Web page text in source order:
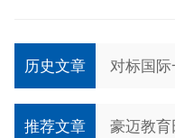
历史文章 对标国
推荐文章 豪迈教